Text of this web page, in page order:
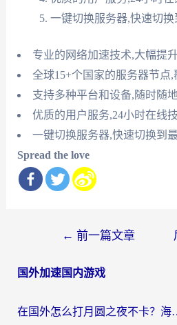
一键切换服务器,快速切
专业的网络加速技术,大幅提
全球15+个国家的服务器节点
支持多种平台和设备,随时随
优质的用户服务,24小时在线
一键切换服务器,快速切换到
Spread the love
导
← 前一篇文章
国外加速国内游戏
在国外怎么打月圆之夜不卡？海外